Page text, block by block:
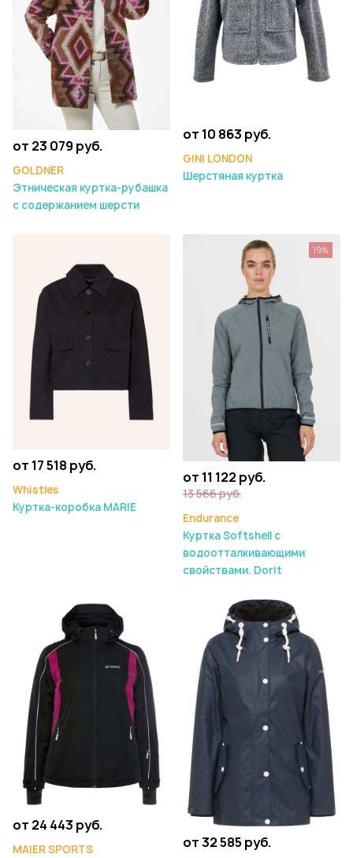
от 23 079 руб.
GOLDNER
Этническая куртка-рубашка
с содержанием шерсти
от 10 863 руб.
GINI LONDON
Шерстяная куртка
от 17 518 руб.
Whistles
Куртка-коробка MARIE
от 11 122 руб.
13 566 руб.
Endurance
Куртка Softshell с
водоотталкивающими
свойствами. Dorit
19%
от 24 443 руб.
MAIER SPORTS
от 32 585 руб.